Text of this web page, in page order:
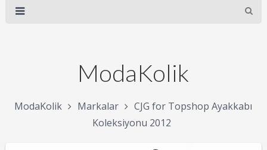
ModaKolik
ModaKolik Markalar
CJG for Topshop Ayakkabı
Koleksiyonu 2012